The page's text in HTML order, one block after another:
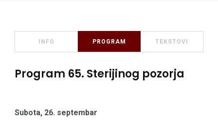
INFO PROGRAM TEKSTOVI
Program 65. Sterijinog pozorja
Subota, 26. septembar